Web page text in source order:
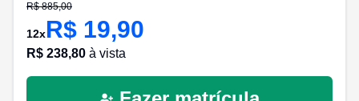
R$885,00
12xR$ 19,90
R$ 238,80 à vista